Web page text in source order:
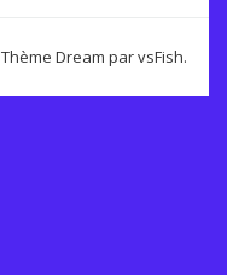
Thème Dream parvsFish.